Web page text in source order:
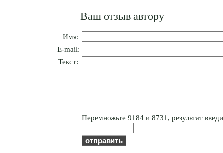
Ваш отзыв автору
Имя:
E-mail:
Текст:
Пepeмнoжьтe 9184 и 8731, результат